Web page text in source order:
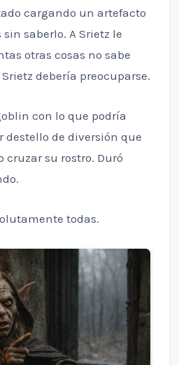
cargando un artefacto
saberlo. A Srietz le
otras cosas no sabe
debería preocuparse.
con lo que podría
destello de diversión que
su rostro. Duró
todas.